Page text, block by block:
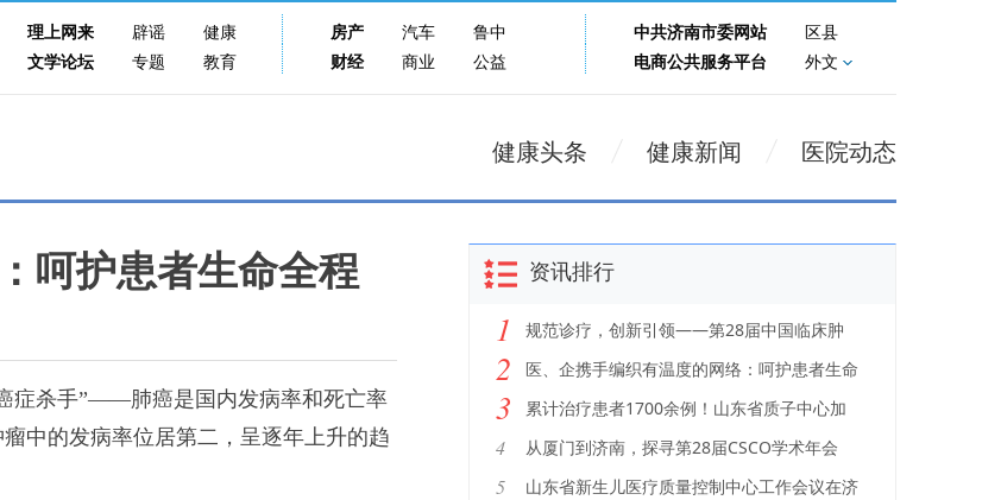
理上网来 辟谣 健康 房产 汽车 鲁中 中共济南市委网站
区县
文学论坛 专题 教育 财经 商业 公益 电商公共服务平台 外文
健康头条 健康新闻 医院动态
呵护患者生命全程
杀手”——肺癌是国内发病率和死亡率
中的发病率位居第二，呈逐年上升的趋
资讯排行
1
规范诊疗，创新引领——第28届中国临床肿
瘤学会（CSCO）学术年会顺利启幕
2
医、企携手编织有温度的网络：呵护患者生命
全程
3
累计治疗患者1700余例！山东省质子中心加
速打造肿瘤放疗创新高地
4
从厦门到济南，探寻第28届CSCO学术年会
的“隐藏款”
5
山东省新生儿医疗质量控制中心工作会议在济